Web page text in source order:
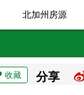
北加州房源
收藏 分享